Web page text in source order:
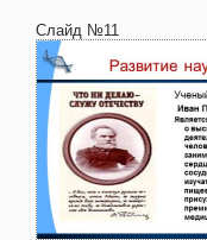
Слайд №11